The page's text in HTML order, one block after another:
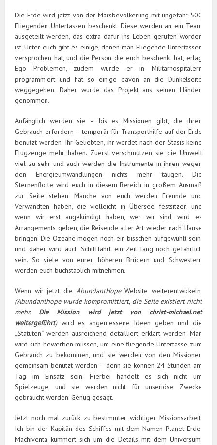
Die Erde wird jetzt von der Marsbevölkerung mit ungefähr 500
Fliegenden Untertassen beschenkt. Diese werden an ein Team
ausgeteilt werden, das extra dafür ins Leben gerufen worden
ist. Unter euch gibt es einige, denen man Fliegende Untertassen
versprochen hat, und die Person die euch beschenkt hat, erlag
Ego Problemen, zudem wurde er in Militärhospitälern
programmiert und hat so einige davon an die Dunkelseite
weggegeben. Daher wurde das Projekt aus seinen Händen
genommen.
Anfänglich werden sie – bis es Missionen gibt, die ihren
Gebrauch erfordern – temporär für Transporthilfe auf der Erde
benutzt werden. Ihr Geliebten, ihr werdet nach der Stasis keine
Flugzeuge mehr haben. Zuerst verschmutzen sie die Umwelt
viel zu sehr und auch werden die Instrumente in ihnen wegen
den Energieumwandlungen nichts mehr taugen. Die
Sternenflotte wird euch in diesem Bereich in großem Ausmaß
zur Seite stehen. Manche von euch werden Freunde und
Verwandten haben, die vielleicht in Übersee festsitzen und
wenn wir erst angekündigt haben, wer wir sind, wird es
Arrangements geben, die Reisende aller Art wieder nach Hause
bringen. Die Ozeane mögen noch ein bisschen aufgewühlt sein,
und daher wird auch Schifffahrt ein Zeit lang noch gefährlich
sein. So viele von euren höheren Brüdern und Schwestern
werden euch buchstäblich mitnehmen.
Wenn wir jetzt die AbundantHopeWebsite weiterentwickeln,
(Abundanthope wurde kompromittiert, die Seite existiert nicht
mehr. Die Mission wird jetzt von christ-michael.net
weitergeführt)wird es angemessene Ideen geben und die
„Statuten“ werden ausreichend detailliert erklärt werden. Man
wird sich bewerben müssen, um eine fliegende Untertasse zum
Gebrauch zu bekommen, und sie werden von den Missionen
gemeinsam benutzt werden – denn sie können 24 Stunden am
Tag im Einsatz sein. Hierbei handelt es sich nicht um
Spielzeuge, und sie werden nicht für unseriöse Zwecke
gebraucht werden. Genug gesagt.
Jetzt noch mal zurück zu bestimmter wichtiger Missionsarbeit.
Ich bin der Kapitän des Schiffes mit dem Namen Planet Erde.
Machiventa kümmert sich um die Details mit dem Universum,